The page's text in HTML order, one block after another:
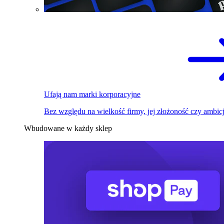
Ufają nam marki korporacyjne
Bez względu na wielkość firmy, jej złożoność czy
Wbudowane w każdy sklep